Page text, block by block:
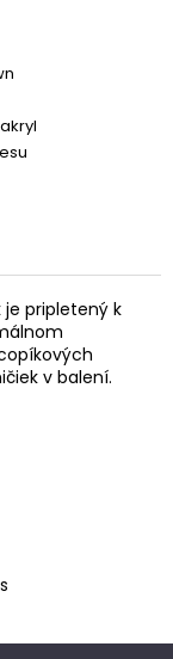
pripletený k
v balení.